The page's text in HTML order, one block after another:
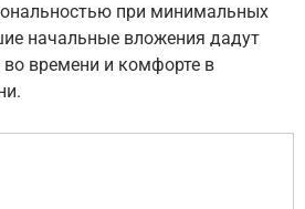
при минимальных
начальные вложения дадут
времени и комфорте в